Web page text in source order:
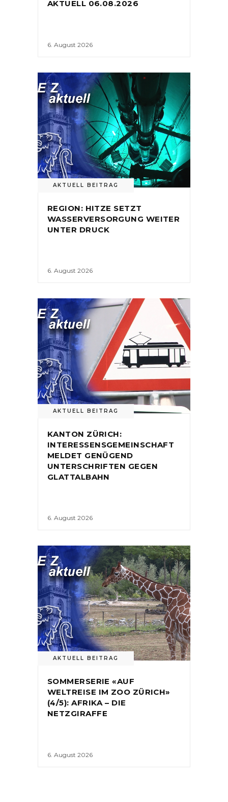
AKTUELL 06.08.2026
6. August 2026
AKTUELL BEITRAG
REGION: HITZE SETZT
WASSERVERSORGUNG WEITER
UNTER DRUCK
6. August 2026
AKTUELL BEITRAG
KANTON ZÜRICH:
INTERESSENSGEMEINSCHAFT
MELDET GENÜGEND
UNTERSCHRIFTEN GEGEN
GLATTALBAHN
6. August 2026
AKTUELL BEITRAG
SOMMERSERIE «AUF
WELTREISE IM ZOO ZÜRICH»
(4/5): AFRIKA – DIE
NETZGIRAFFE
6. August 2026